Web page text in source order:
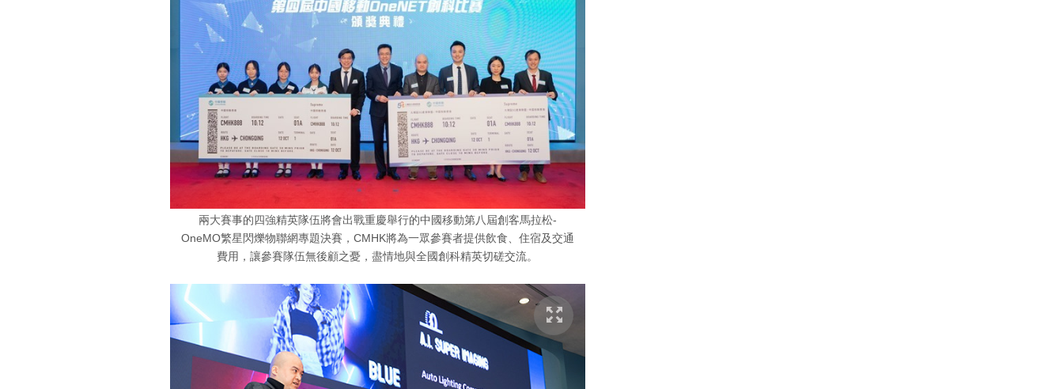
兩大賽事的四強精英隊伍將會出戰重慶舉行的中國移動第八屆創客馬拉松-
OneMO繁星閃爍物聯網專題決賽，CMHK將為一眾參賽者提供飲食、住宿及交通
費用，讓參賽隊伍無後顧之憂，盡情地與全國創科精英切磋交流。